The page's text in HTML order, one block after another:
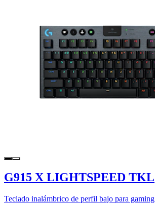
G915 X LIGHTSPEED TKL
Teclado inalámbrico de perfil bajo para gaming